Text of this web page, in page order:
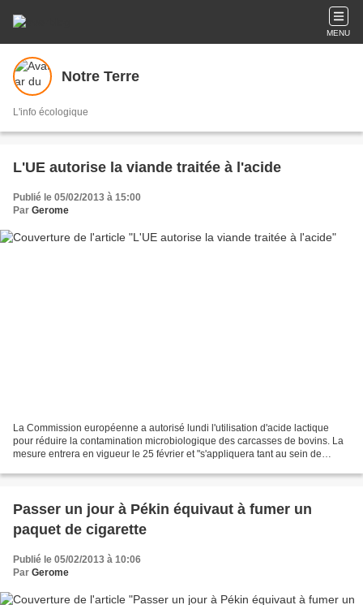
MENU
Notre Terre
L'info écologique
L'UE autorise la viande traitée à l'acide
Publié le 05/02/2013 à 15:00
Par Gerome
La Commission européenne a autorisé lundi l'utilisation d'acide lactique
pour réduire la contamination microbiologique des carcasses de bovins. La
mesure entrera en vigueur le 25 février et "s'appliquera tant au sein de
Passer un jour à Pékin équivaut à fumer un
paquet de cigarette
Publié le 05/02/2013 à 10:06
Par Gerome